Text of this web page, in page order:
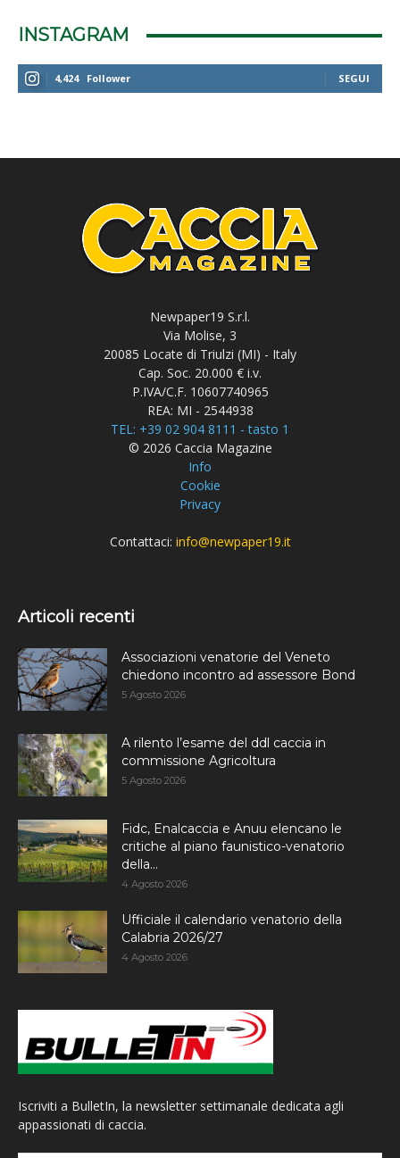
INSTAGRAM
4,424 Follower SEGUI
Newpaper19 S.r.l.
Via Molise, 3
20085 Locate di Triulzi (MI) - Italy
Cap. Soc. 20.000 € i.v.
P.IVA/C.F. 10607740965
REA: MI - 2544938
TEL: +39 02 904 8111 - tasto 1
© 2026 Caccia Magazine
Info
Cookie
Privacy
Contattaci: info@newpaper19.it
Articoli recenti
Associazioni venatorie del Veneto
chiedono incontro ad assessore Bond
5 Agosto 2026
A rilento l’esame del ddl caccia in
commissione Agricoltura
5 Agosto 2026
Fidc, Enalcaccia e Anuu elencano le
critiche al piano faunistico-venatorio
della...
4 Agosto 2026
Ufficiale il calendario venatorio della
Calabria 2026/27
4 Agosto 2026
Iscriviti a BulletIn, la newsletter settimanale dedicata agli
appassionati di caccia.